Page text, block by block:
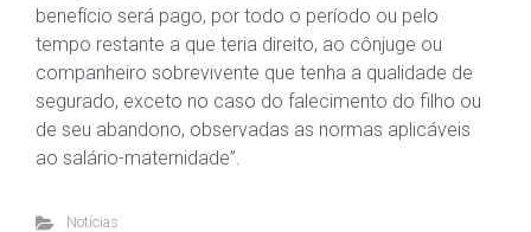
benefício será pago, por todo o período ou pelo
tempo restante a que teria direito, ao cônjuge ou
companheiro sobrevivente que tenha a qualidade de
segurado, exceto no caso do falecimento do filho ou
de seu abandono, observadas as normas aplicáveis
ao salário-maternidade”.
Notícias